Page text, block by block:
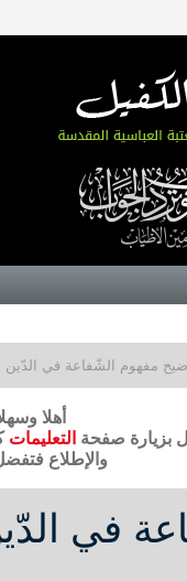
مفهوم الشّفاعة في الدّين
أهلا
بزيارة صفحة التعليمات
والإطلاع
في